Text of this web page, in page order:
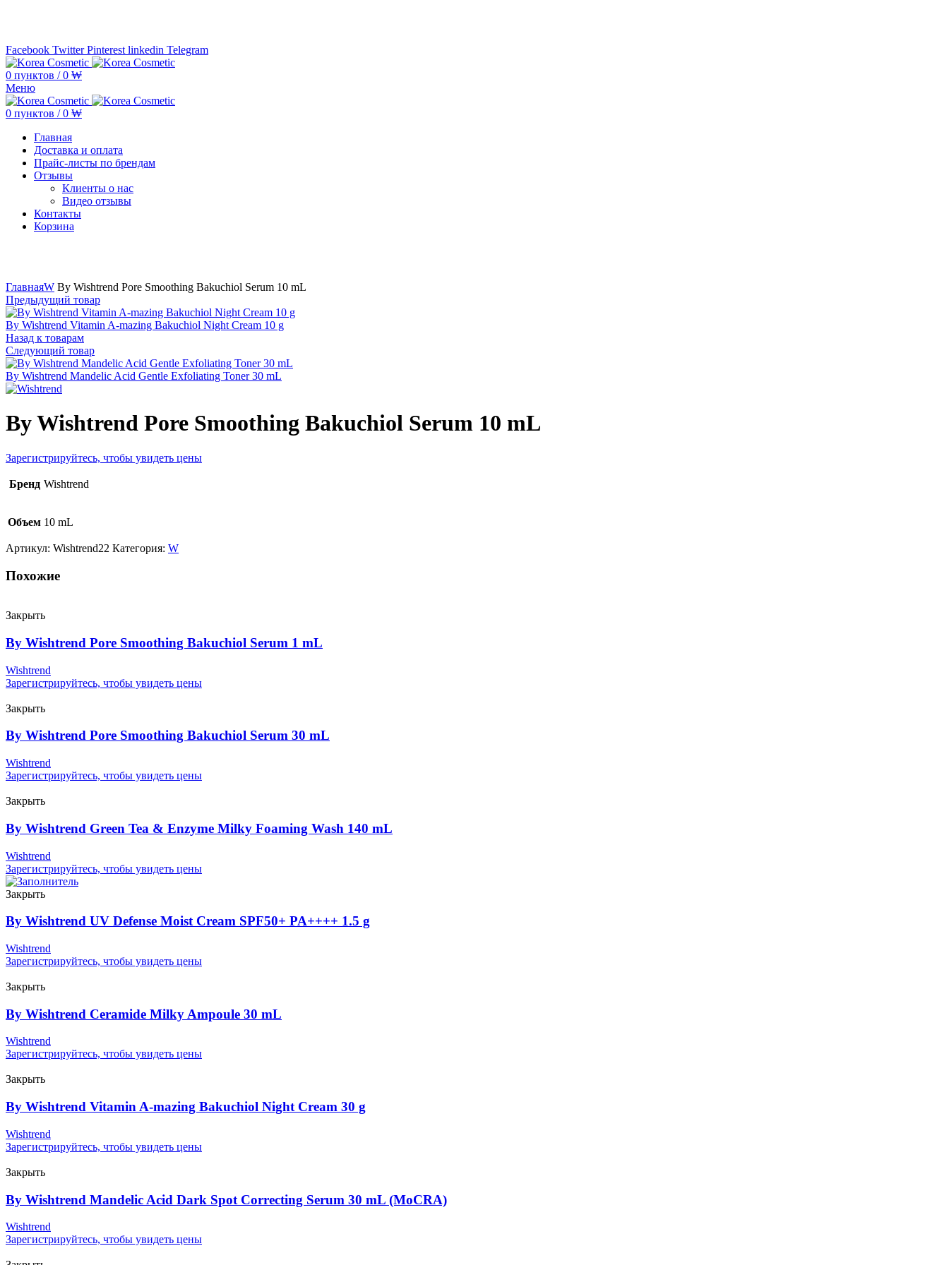
Facebook Twitter Pinterest linkedin Telegram
0 пунктов / 0 ₩
Меню
0 пунктов / 0 ₩
Главная
Доставка и оплата
Прайс-листы по брендам
Отзывы
Клиенты о нас
Видео отзывы
Контакты
Корзина
ГлавнаяW By Wishtrend Pore Smoothing Bakuchiol Serum 10 mL
Предыдущий товар
By Wishtrend Vitamin A-mazing Bakuchiol Night Cream 10 g
Назад к товарам
Следующий товар
By Wishtrend Mandelic Acid Gentle Exfoliating Toner 30 mL
By Wishtrend Pore Smoothing Bakuchiol Serum 10 mL
Зарегистрируйтесь, чтобы увидеть цены
Бренд Wishtrend
Объем 10 mL
Артикул: Wishtrend22 Категория: W
Похожие
Закрыть
By Wishtrend Pore Smoothing Bakuchiol Serum 1 mL
Wishtrend
Зарегистрируйтесь, чтобы увидеть цены
Закрыть
By Wishtrend Pore Smoothing Bakuchiol Serum 30 mL
Wishtrend
Зарегистрируйтесь, чтобы увидеть цены
Закрыть
By Wishtrend Green Tea & Enzyme Milky Foaming Wash 140 mL
Wishtrend
Зарегистрируйтесь, чтобы увидеть цены
Закрыть
By Wishtrend UV Defense Moist Cream SPF50+ PA++++ 1.5 g
Wishtrend
Зарегистрируйтесь, чтобы увидеть цены
Закрыть
By Wishtrend Ceramide Milky Ampoule 30 mL
Wishtrend
Зарегистрируйтесь, чтобы увидеть цены
Закрыть
By Wishtrend Vitamin A-mazing Bakuchiol Night Cream 30 g
Wishtrend
Зарегистрируйтесь, чтобы увидеть цены
Закрыть
By Wishtrend Mandelic Acid Dark Spot Correcting Serum 30 mL (MoCRA)
Wishtrend
Зарегистрируйтесь, чтобы увидеть цены